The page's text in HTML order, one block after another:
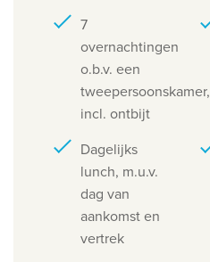
7
overnachtingen
o.b.v. een
tweepersoonskamer,
incl. ontbijt
Dagelijks
lunch, m.u.v.
dag van
aankomst en
vertrek